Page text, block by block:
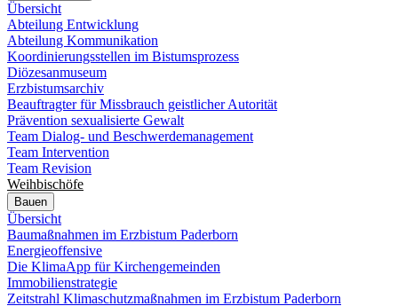
Übersicht
Abteilung Entwicklung
Abteilung Kommunikation
Koordinierungsstellen im Bistumsprozess
Diözesanmuseum
Erzbistumsarchiv
Beauftragter für Missbrauch geistlicher Autorität
Prävention sexualisierte Gewalt
Team Dialog- und Beschwerdemanagement
Team Intervention
Team Revision
Weihbischöfe
Bauen
Übersicht
Baumaßnahmen im Erzbistum Paderborn
Energieoffensive
Die KlimaApp für Kirchengemeinden
Immobilienstrategie
Zeitstrahl Klimaschutzmaßnahmen im Erzbistum Paderborn